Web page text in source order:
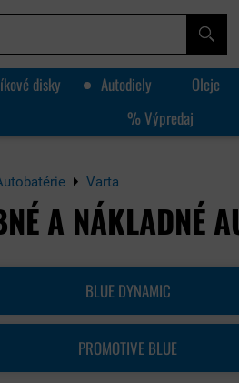
disky Autodiely Oleje
% Výpredaj
Varta
A NÁKLADNÉ
BLUE DYNAMIC
PROMOTIVE BLUE